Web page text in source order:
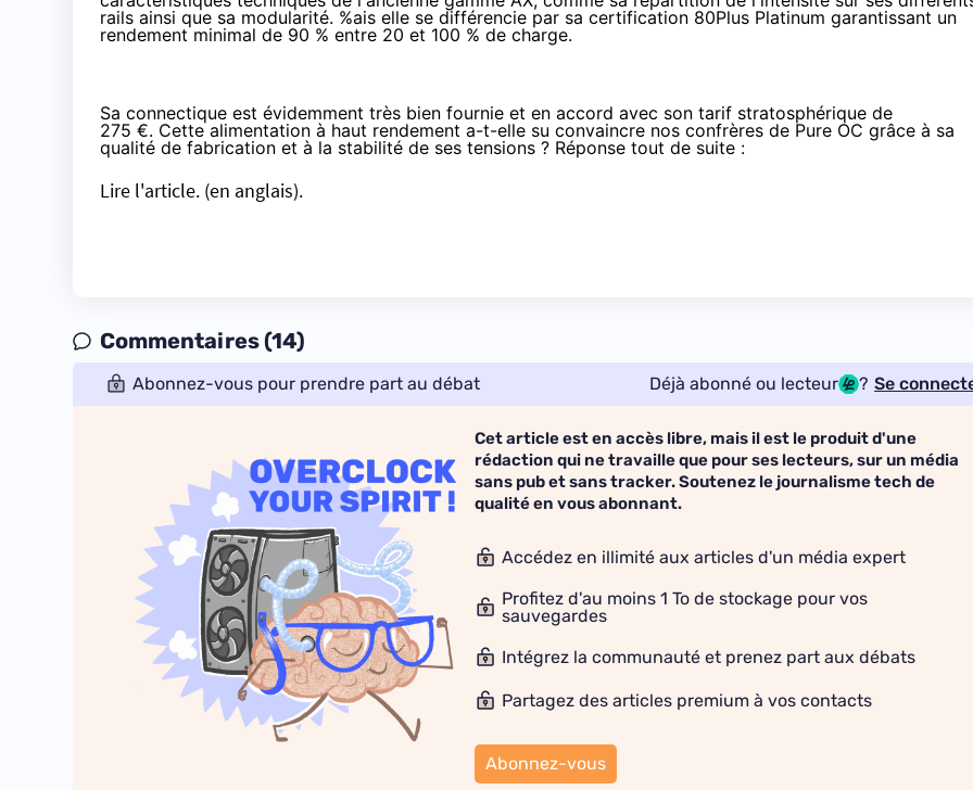
rails ainsi que sa modularité. %ais elle se différencie par sa certification 80Plus Platinum garantissant un
rendement minimal de 90 % entre 20 et 100 % de charge.
Sa connectique est évidemment très bien fournie et en accord avec son tarif stratosphérique de
275 €. Cette alimentation à haut rendement a-t-elle su convaincre nos confrères de Pure OC grâce à sa
qualité de fabrication et à la stabilité de ses tensions ? Réponse tout de suite :
Lire l'article. (en anglais).
Commentaires (14)
Abonnez-vous pour prendre part au débat Déjà abonné ou lecteur ? Se
Cet article est en accès libre, mais il est le produit d'une
rédaction qui ne travaille que pour ses lecteurs, sur un média
sans pub et sans tracker. Soutenez le journalisme tech de
qualité en vous abonnant.
Accédez en illimité aux articles d'un média expert
Profitez d'au moins 1 To de stockage pour vos
sauvegardes
Intégrez la communauté et prenez part aux débats
Partagez des articles premium à vos contacts
Abonnez-vous